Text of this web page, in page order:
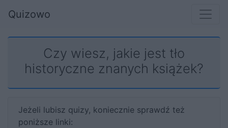
Quizowo
Czy wiesz, jakie jest tło
historyczne znanych książek?
Jeżeli lubisz quizy, koniecznie sprawdź też
poniższe linki: